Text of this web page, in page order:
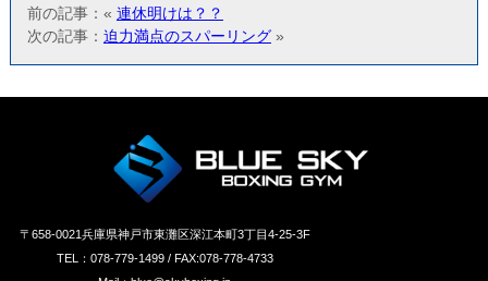
前の記事：« 連休明けは？？
次の記事： 迫力満点のスパーリング»
〒658‐0021兵庫県神戸市東灘区深江本町3丁目4-25-3F
TEL：078-779-1499 / FAX:078-778-4733